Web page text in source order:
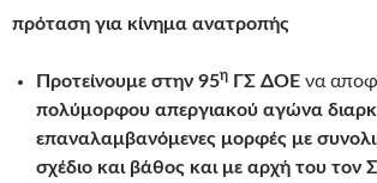
πρόταση για κίνημα ανατροπής
Προτείνουμε στην 95η ΓΣ ΔΟΕ να
πολύμορφου απεργιακού αγώνα
επαναλαμβανόμενες μορφές με
σχέδιο και βάθος και με αρχή του τον